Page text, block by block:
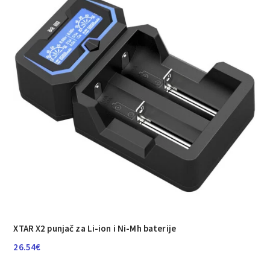
XTAR X2 punjač za Li-ion i Ni-Mh baterije
26.54€